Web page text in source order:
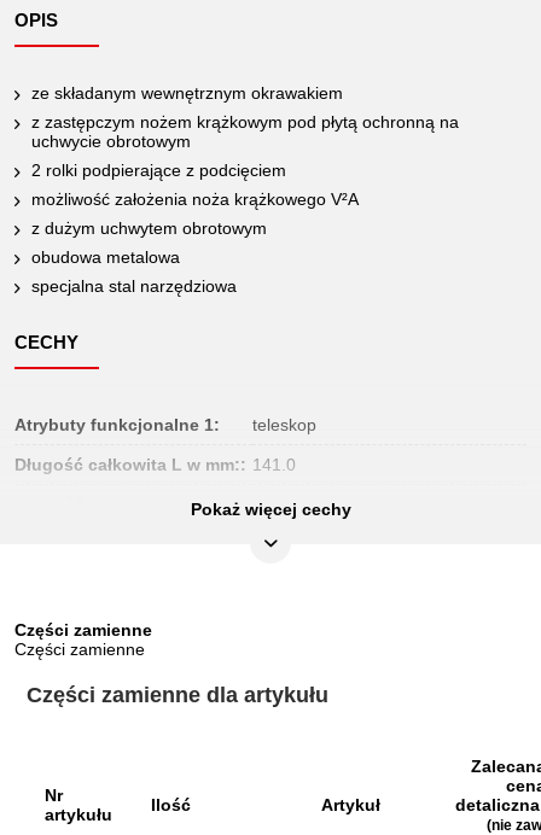
OPIS
ze składanym wewnętrznym okrawakiem
z zastępczym nożem krążkowym pod płytą ochronną na
uchwycie obrotowym
2 rolki podpierające z podcięciem
możliwość założenia noża krążkowego V²A
z dużym uchwytem obrotowym
obudowa metalowa
specjalna stal narzędziowa
CECHY
Atrybuty funkcjonalne 1: teleskop
Długość całkowita L w mm:: 141.0
Długość opakowania mm: 285
Koło zapasowe do stali:
Koło zapasowe do tworzywa
sztucznego:
Uchwyt:
obracany uchwyt z zapasowym
Pokaż więcej cechy
Części zamienne
Części zamienne
Części zamienne dla artykułu
Nr
artykułu
Ilość Artykuł
(nie